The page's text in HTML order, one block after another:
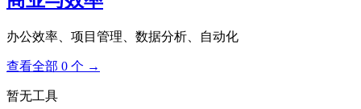
办公效率、项目管理、数据分析、自动化
查看全部 0 个 →
暂无工具